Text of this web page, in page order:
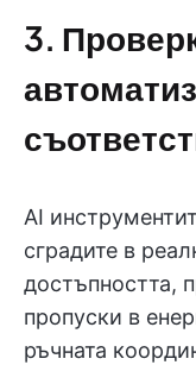
3.
AI
сградите в
достъпността,
пропуски в
ръчната